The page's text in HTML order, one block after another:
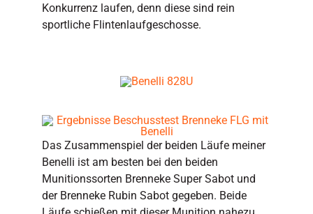
Konkurrenz laufen, denn diese sind rein
sportliche Flintenlaufgeschosse.
Das Zusammenspiel der beiden Läufe meiner
Benelli ist am besten bei den beiden
Munitionssorten Brenneke Super Sabot und
der Brenneke Rubin Sabot gegeben. Beide